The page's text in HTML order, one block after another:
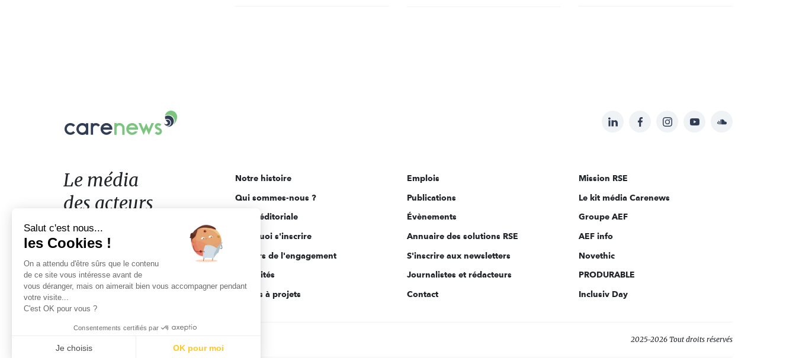
Suivez-
sur:
LinkedInFacebookInstagramYouTubeSoundcloud
Le
acteurs
de
l'engagement
Le média
des acteurs
de l'engagement
Notre histoire
Qui sommes-nous ?
Ligne éditoriale
Pourquoi s'inscrire
Acteurs de l'engagement
Actualités
Appels à projets
Emplois
Publications
Évènements
Annuaire des solutions RSE
S'inscrire aux newsletters
Journalistes et rédacteurs
Contact
Mission RSE
Le kit média Carenews
Groupe AEF
AEF info
Novethic
PRODURABLE
Inclusiv Day
2025-2026 Tout droits réservés
Salut c'est nous...
les Cookies !
On a attendu d'être sûrs que le contenu
de ce site vous intéresse avant de
vous déranger, mais on aimerait bien vous accompagner pendant
votre visite...
C'est OK pour vous ?
Consentements certifiés par
Je choisis OK pour moi